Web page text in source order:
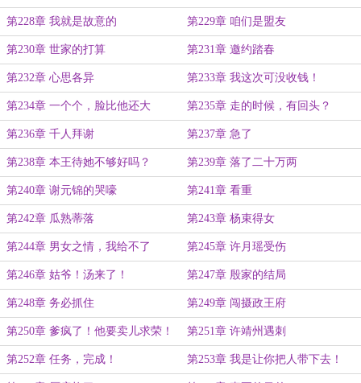
第228章 我就是故意的 第229章 咱们是盟友
第230章 世家的打算 第231章 邀约踏春
第232章 心思各异 第233章 我这次可没收钱！
第234章 一个个，脸比他还大 第235章 走的时候，有回头？
第236章 千人拜谢 第237章 急了
第238章 本王待她不够好吗？ 第239章 落了二十万两
第240章 谢元锦的哭嚎 第241章 看重
第242章 瓜熟蒂落 第243章 杨束得女
第244章 男女之情，我给不了 第245章 许月瑶受伤
第246章 姑爷！汤来了！ 第247章 殷家的结局
第248章 务必抓住 第249章 闯摄政王府
第250章 爹疯了！他要卖儿求荣！ 第251章 许靖州遇刺
第252章 任务，完成！ 第253章 我是让你把人带下去！